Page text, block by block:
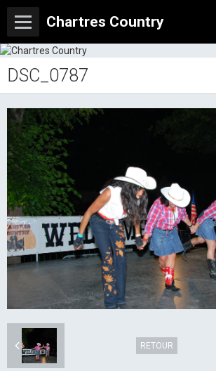
Chartres Country
DSC_0787
RETOUR